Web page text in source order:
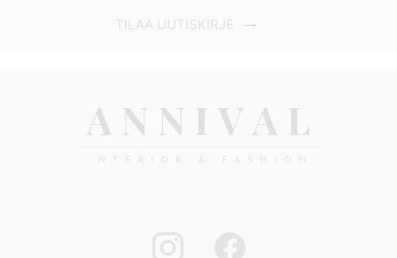
TILAA UUTISKIRJE